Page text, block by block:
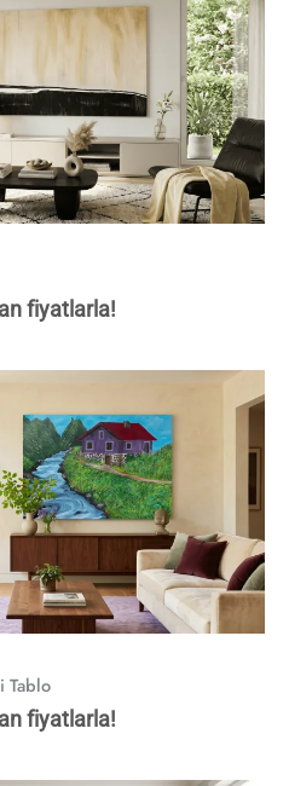
fiyatlarla!
Tablo
fiyatlarla!